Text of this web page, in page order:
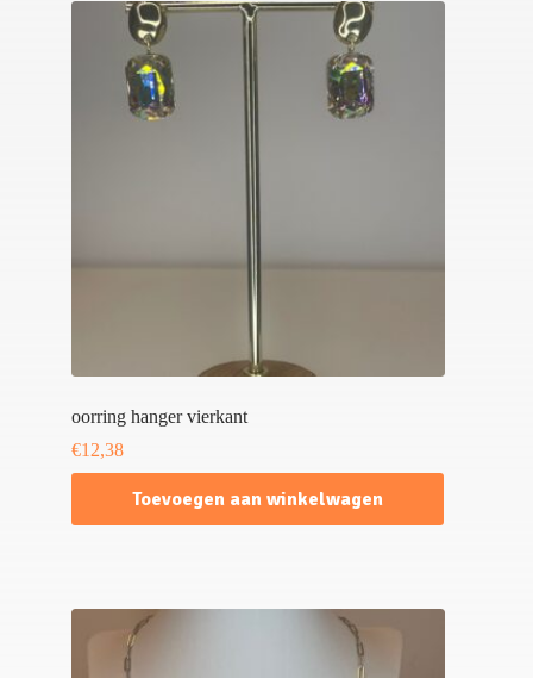
oorring hanger vierkant
€12,38
Toevoegen aan winkelwagen